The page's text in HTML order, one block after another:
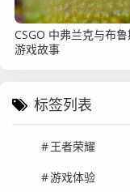
CSGO 中弗兰克与布
游戏故事
标签列表
王者荣耀
游戏体验